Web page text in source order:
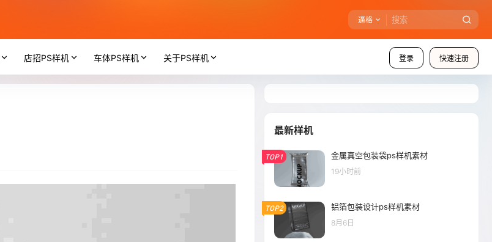
逼格
登录 快速注册
店招PS样机 车体PS样机 关于PS样机
最新样机
TOP1 金属真空包装袋ps样机素材
19小时前
TOP2 铝箔包装设计ps样机素材
8月6日